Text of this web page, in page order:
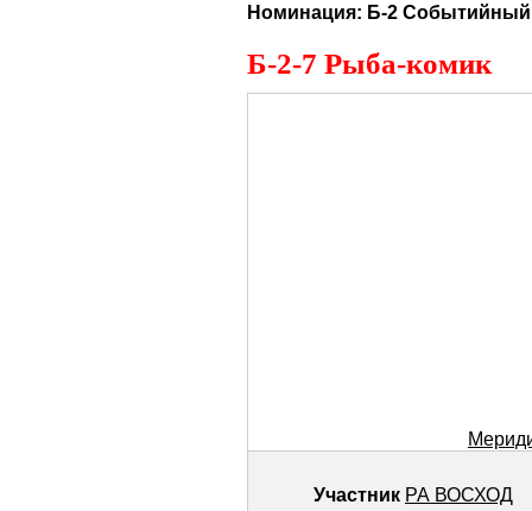
Б-2 Событийный
Б-2-7 Рыба-комик
Участник РА ВОСХОД